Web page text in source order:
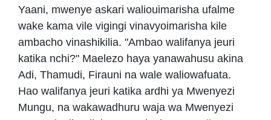
Yaani, mwenye askari waliouimarisha ufalme
wake kama vile vigingi vinavyoimarisha kile
ambacho vinashikilia. "Ambao walifanya jeuri
katika nchi?" Maelezo haya yanawahusu akina
Adi, Thamudi, Firauni na wale waliowafuata.
Hao walifanya jeuri katika ardhi ya Mwenyezi
Mungu, na wakawadhuru waja wa Mwenyezi